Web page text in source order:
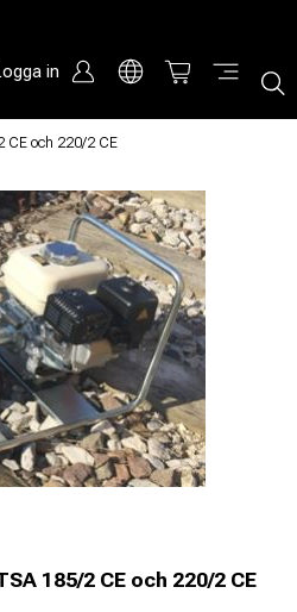
in
CE och 220/2 CE
185/2 CE och 220/2 CE